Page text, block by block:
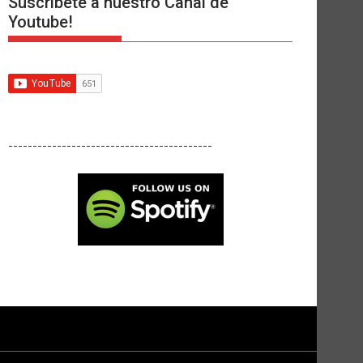
Youtube!
------------------------------------------